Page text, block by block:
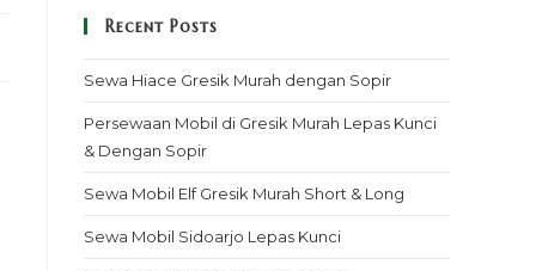
Recent Posts
Sewa Hiace Gresik Murah dengan Sopir
Persewaan Mobil di Gresik Murah Lepas Kunci
& Dengan Sopir
Sewa Mobil Elf Gresik Murah Short & Long
Sewa Mobil Sidoarjo Lepas Kunci